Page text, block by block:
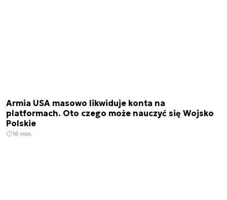
Armia USA masowo likwiduje konta na
platformach. Oto czego może nauczyć się Wojsko
Polskie
16 min.